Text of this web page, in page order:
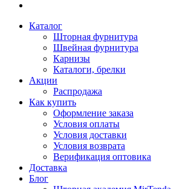
Каталог
Шторная фурнитура
Швейная фурнитура
Карнизы
Каталоги, брелки
Акции
Распродажа
Как купить
Оформление заказа
Условия оплаты
Условия доставки
Условия возврата
Верификация оптовика
Доставка
Блог